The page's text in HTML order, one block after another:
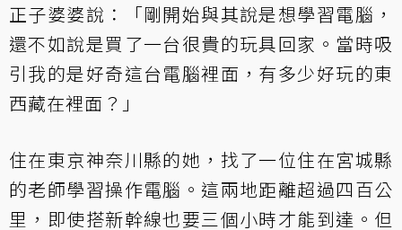
正子婆婆說：「剛開始與其說是想學習電腦，
還不如說是買了一台很貴的玩具回家。當時吸
引我的是好奇這台電腦裡面，有多少好玩的東
西藏在裡面？」
住在東京神奈川縣的她，找了一位住在宮城縣
的老師學習操作電腦。這兩地距離超過四百公
里，即使搭新幹線也要三個小時才能到達。但